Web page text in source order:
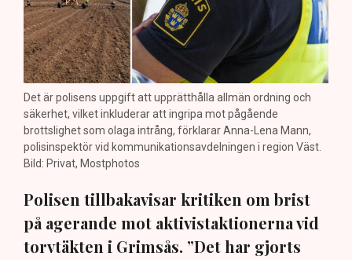
Det är polisens uppgift att upprätthålla allmän ordning och
säkerhet, vilket inkluderar att ingripa mot pågående
brottslighet som olaga intrång, förklarar Anna-Lena Mann,
polisinspektör vid kommunikationsavdelningen i region Väst.
Bild: Privat, Mostphotos
Polisen tillbakavisar kritiken om brist
på agerande mot aktivistaktionerna vid
torvtäkten i Grimsås. ”Det har gjorts